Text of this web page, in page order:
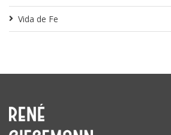
Vida de Fe